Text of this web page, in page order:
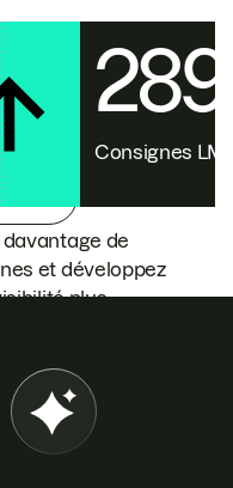
Consignes
davantage de
et développez
plus